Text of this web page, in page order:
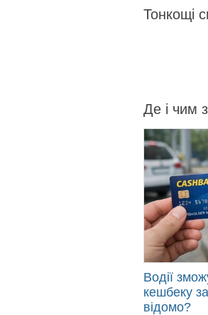
Тонкощі
Де і чим
Водії
кешбеку
відомо?